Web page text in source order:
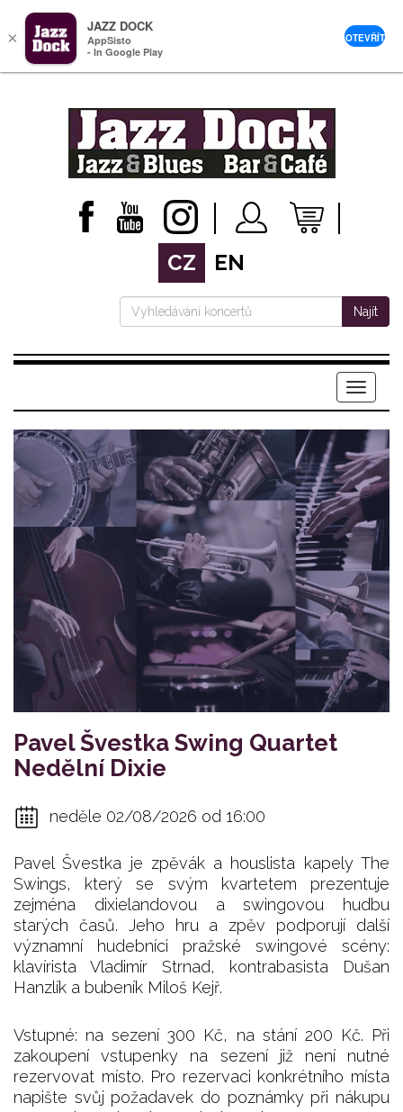
CZ EN
Najít
Menu
Pavel Švestka Swing Quartet
Nedělní Dixie
neděle 02/08/2026 od 16:00
Pavel Švestka je zpěvák a houslista kapely The
Swings, který se svým kvartetem prezentuje
zejména dixielandovou a swingovou hudbu
starých časů. Jeho hru a zpěv podporují další
významní hudebníci pražské swingové scény:
klavírista Vladimír Strnad, kontrabasista Dušan
Hanzlík a bubeník Miloš Kejř.
Vstupné: na sezení 300 Kč, na stání 200 Kč. Při
zakoupení vstupenky na sezení již není nutné
rezervovat místo. Pro rezervaci konkrétního místa
napište svůj požadavek do poznámky při nákupu
×
JAZZ DOCK
AppSisto
- In Google Play
OTEVŘÍT